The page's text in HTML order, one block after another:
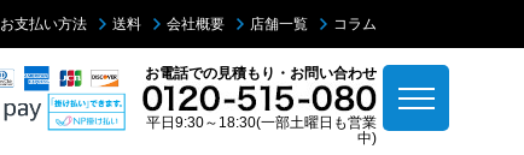
お支払い方法 送料 会社概要 店舗一覧 コラム
お電話での見積もり・お問い合わせ
平日9:30～18:30(一部土曜日も営業
中)